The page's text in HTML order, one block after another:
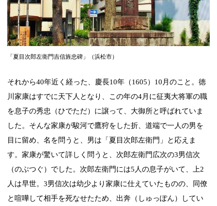
「夏目次郎左衛門吉信旌忠碑」（浜松市）
それから40年近く経った、慶長10年（1605）10月のこと。徳
川家康はすでに天下人となり、この年の4月に征夷大将軍の職
を息子の秀忠（ひでただ）に譲って、大御所と呼ばれていま
した。そんな家康が駿河で鷹狩をした折、道端で一人の男を
目に留め、名を問うと、男は「夏目次郎左衛門」と応えま
す。家康が驚いて詳しく問うと、次郎左衛門広次の3男信次
（のぶつぐ）でした。次郎左衛門には5人の息子がいて、上2
人は早世。3男信次は幼少より家康に仕えていたものの、同僚
と喧嘩して相手を死なせたため、出奔（しゅっぽん）してい